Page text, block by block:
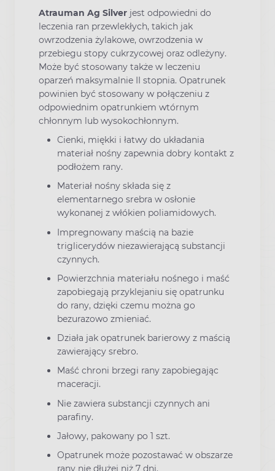
Atrauman Ag Silver jest odpowiedni do
leczenia ran przewlekłych, takich jak
owrzodzenia żylakowe, owrzodzenia w
przebiegu stopy cukrzycowej oraz odleżyny.
Może być stosowany także w leczeniu
oparzeń maksymalnie II stopnia. Opatrunek
powinien być stosowany w połączeniu z
odpowiednim opatrunkiem wtórnym
chłonnym lub wysokochłonnym.
Cienki, miękki i łatwy do układania
materiał nośny zapewnia dobry kontakt z
podłożem rany.
Materiał nośny składa się z
elementarnego srebra w osłonie
wykonanej z włókien poliamidowych.
Impregnowany maścią na bazie
triglicerydów niezawierającą substancji
czynnych.
Powierzchnia materiału nośnego i maść
zapobiegają przyklejaniu się opatrunku
do rany, dzięki czemu można go
bezurazowo zmieniać.
Działa jak opatrunek barierowy z maścią
zawierający srebro.
Maść chroni brzegi rany zapobiegając
maceracji.
Nie zawiera substancji czynnych ani
parafiny.
Jałowy, pakowany po 1 szt.
Opatrunek może pozostawać w obszarze
rany nie dłużej niż 7 dni.